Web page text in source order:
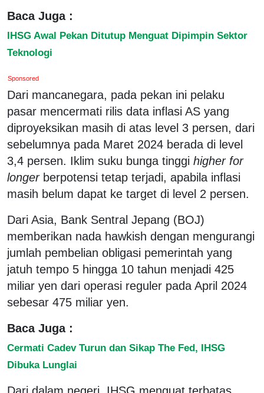
Baca Juga :
IHSG Awal Pekan Ditutup Menguat Dipimpin Sektor
Teknologi
Sponsored
Dari mancanegara, pada pekan ini pelaku
pasar mencermati rilis data inflasi AS yang
diproyeksikan masih di atas level 3 persen, dari
sebelumnya pada Maret 2024 berada di level
3,4 persen. Iklim suku bunga tinggi higher for
longerberpotensi tetap terjadi, apabila inflasi
masih belum dapat ke target di level 2 persen.
Dari Asia, Bank Sentral Jepang (BOJ)
memberikan nada hawkish dengan mengurangi
jumlah pembelian obligasi pemerintah yang
jatuh tempo 5 hingga 10 tahun menjadi 425
miliar yen dari operasi reguler pada April 2024
sebesar 475 miliar yen.
Baca Juga :
Cermati Cadev Turun dan Sikap The Fed, IHSG
Dibuka Lunglai